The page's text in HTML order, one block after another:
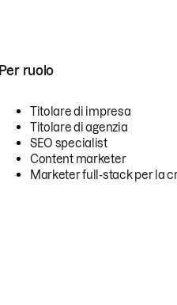
Per ruolo
Titolare di impresa
Titolare di agenzia
SEO specialist
Content marketer
Marketer full-stack per la